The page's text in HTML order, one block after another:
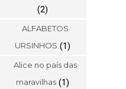
(2)
ALFABETOS
URSINHOS (1)
Alice no país das
maravilhas (1)